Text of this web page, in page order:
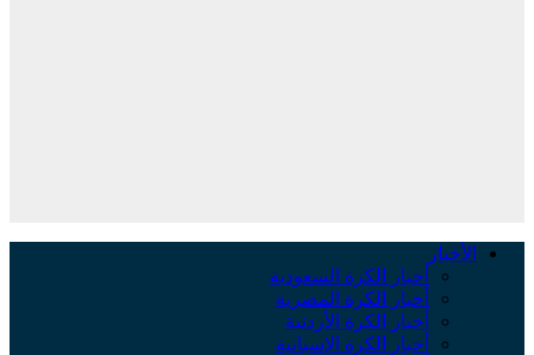
أخبار الكرة السعودية
أخبار الكرة المصرية
أخبار الكرة الأردنية
أخبار الكرة الإسبانية